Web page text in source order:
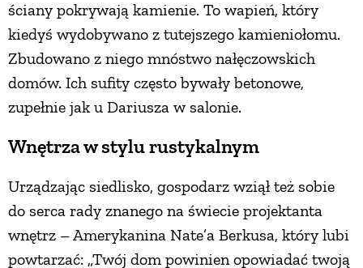
ściany pokrywają kamienie. To wapień, który
kiedyś wydobywano z tutejszego kamieniołomu.
Zbudowano z niego mnóstwo nałęczowskich
domów. Ich sufity często bywały betonowe,
zupełnie jak u Dariusza w salonie.
Wnętrza w stylu rustykalnym
Urządzając siedlisko, gospodarz wziął też sobie
do serca rady znanego na świecie projektanta
wnętrz – Amerykanina Nate’a Berkusa, który lubi
powtarzać: „Twój dom powinien opowiadać twoją